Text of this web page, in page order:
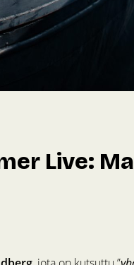
Live: